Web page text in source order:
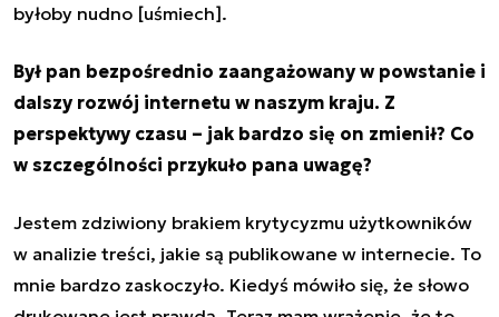
byłoby nudno [uśmiech].
Był pan bezpośrednio zaangażowany w powstanie i
dalszy rozwój internetu w naszym kraju. Z
perspektywy czasu – jak bardzo się on zmienił? Co
w szczególności przykuło pana uwagę?
Jestem zdziwiony brakiem krytycyzmu użytkowników
w analizie treści, jakie są publikowane w internecie. To
mnie bardzo zaskoczyło. Kiedyś mówiło się, że słowo